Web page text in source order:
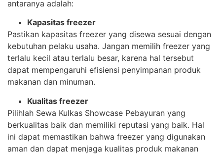
antaranya adalah:
Kapasitas freezer
Pastikan kapasitas freezer yang disewa sesuai dengan
kebutuhan pelaku usaha. Jangan memilih freezer yang
terlalu kecil atau terlalu besar, karena hal tersebut
dapat mempengaruhi efisiensi penyimpanan produk
makanan dan minuman.
Kualitas freezer
Pilihlah Sewa Kulkas Showcase Pebayuran yang
berkualitas baik dan memiliki reputasi yang baik. Hal
ini dapat memastikan bahwa freezer yang digunakan
aman dan dapat menjaga kualitas produk makanan